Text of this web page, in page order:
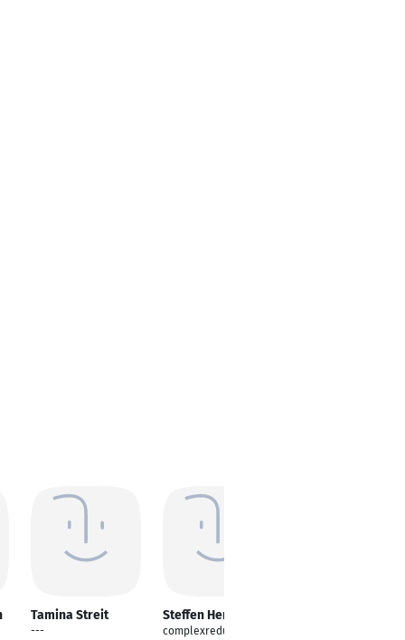
Tamina Streit
---
Steffen Herr
complexredugyzer &